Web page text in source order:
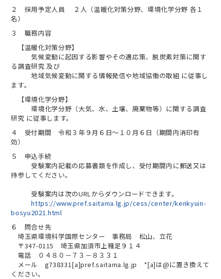
２ 採用予定人員 ２人（温暖化対策分野、環境化学分野 各１
名）
３ 職務内容
【温暖化対策分野】
気候変動に起因する影響やその適応策、脱炭素対策に関す
る調査研究 及び
地域気候変動に関する情報発信や地域協働の取組 に従事し
ます。
【環境化学分野】
環境化学分野（大気、水、土壌、廃棄物等）に関する調査
研究 に従事します。
４ 受付期間 令和３年９月６日～１０月６日（期間内消印有
効）
５ 申込手続
受験案内記載の応募書類を作成し、受付期間内に郵送又は
持参してください。
受験案内は次のURLからダウンロードできます。
https://www.pref.saitama.lg.jp/cess/center/kenkyuin-
bosyu2021.html
６ 問合せ先
埼玉県環境科学国際センター 事務局 松山、立花
〒347-0115 埼玉県加須市上種足９１４
電話 ０４８０－７３－８３３１
メール g738331[a]pref.saitama.lg.jp *[a]は@に置き換えて
ください。